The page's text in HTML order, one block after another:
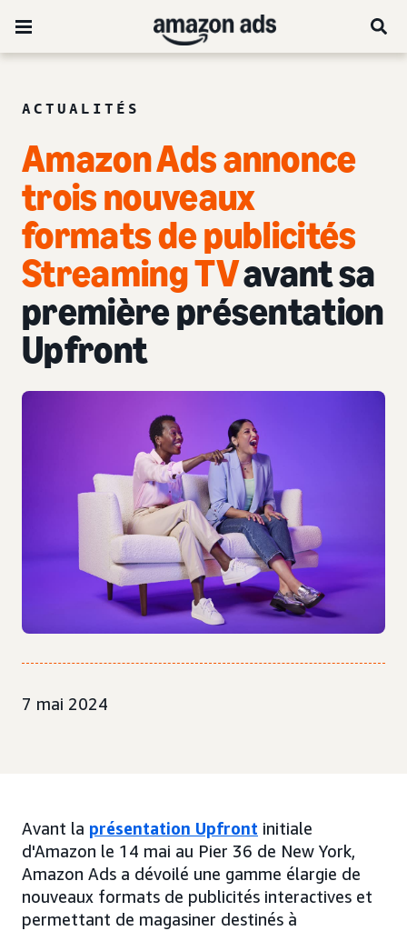
ACTUALITÉS
Amazon Ads annonce
trois nouveaux
formats de publicités
Streaming TVavant sa
première présentation
Upfront
7 mai 2024
Avant la présentation Upfront initiale
d'Amazon le 14 mai au Pier 36 de New York,
Amazon Ads a dévoilé une gamme élargie de
nouveaux formats de publicités interactives et
permettant de magasiner destinés à